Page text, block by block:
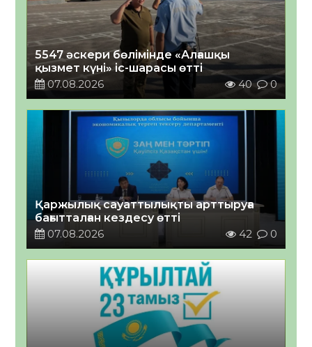
5547 әскери бөлімінде «Алғашқы
қызмет күні» іс-шарасы өтті
07.08.2026
40 0
Қаржылық сауаттылықты арттыруға
бағытталған кездесу өтті
07.08.2026
42 0